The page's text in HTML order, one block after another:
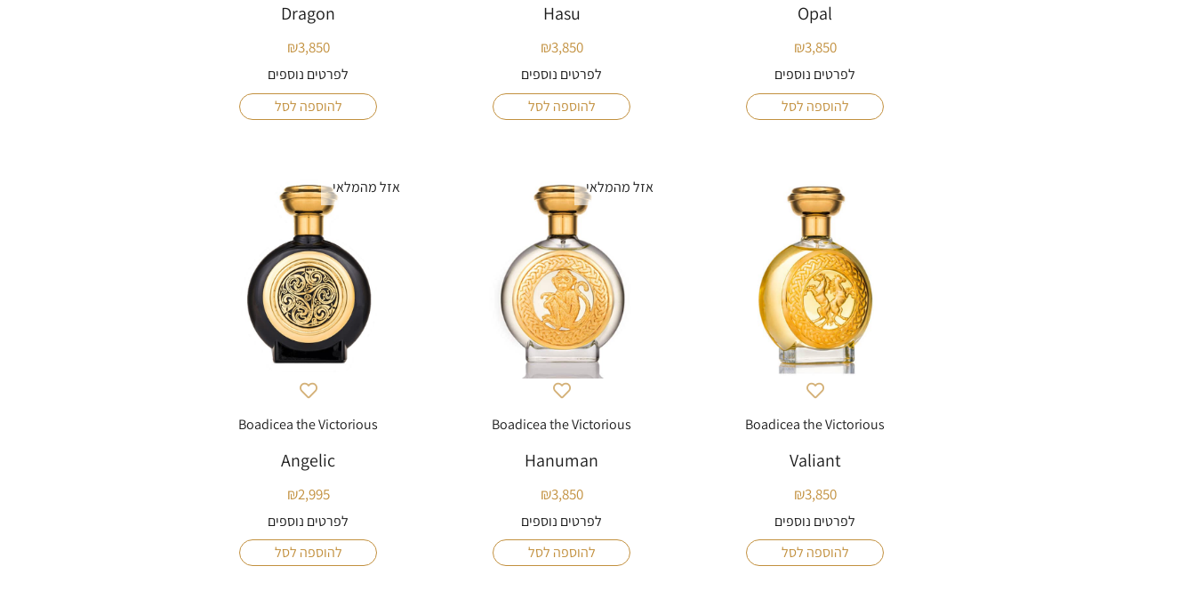
Opal
₪3,850
לפרטים נוספים
להוספה לסל
Hasu
₪3,850
לפרטים נוספים
להוספה לסל
Dragon
₪3,850
לפרטים נוספים
להוספה לסל
Boadicea the Victorious
Valiant
₪3,850
לפרטים נוספים
להוספה לסל
אזל מהמלאי
Boadicea the Victorious
Hanuman
₪3,850
לפרטים נוספים
להוספה לסל
אזל מהמלאי
Boadicea the Victorious
Angelic
₪2,995
לפרטים נוספים
להוספה לסל